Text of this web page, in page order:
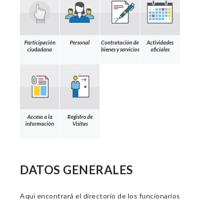
Participación
ciudadana
Personal
Contratación de
bienes y servicios
Actividades
oficiales
Acceso a la
información
Registro de
Visitas
DATOS GENERALES
Aquí encontrará el directorio de los funcionarios